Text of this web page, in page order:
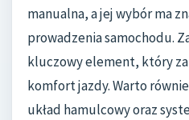
manualna, a jej wybór ma
prowadzenia samochodu.
kluczowy element, który
komfort jazdy. Warto
układ hamulcowy oraz